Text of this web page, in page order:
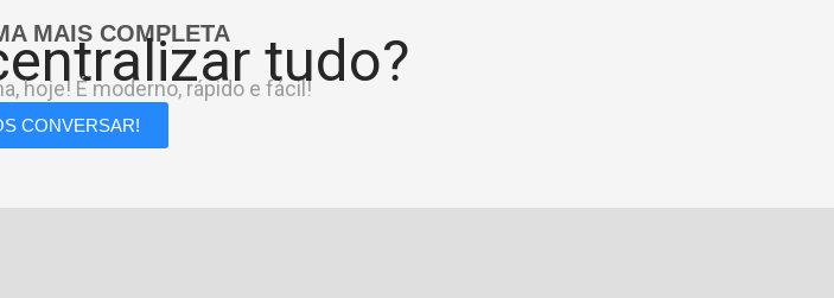
MAIS COMPLETA tudo?
hoje! É moderno, rápido e fácil!
CONVERSAR!